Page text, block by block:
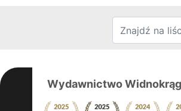
Wydawnictwo Widnokrąg